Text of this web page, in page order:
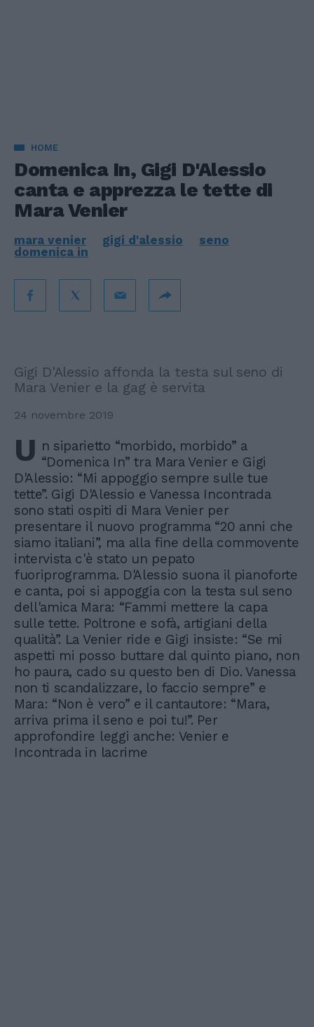
HOME
Domenica In, Gigi D'Alessio
canta e apprezza le tette di
Mara Venier
mara venier gigi d'alessio
seno
domenica in
Gigi D'Alessio affonda la testa sul seno di
Mara Venier e la gag è servita
24 novembre 2019
U n siparietto “morbido, morbido” a
“Domenica In” tra Mara Venier e Gigi
D'Alessio: “Mi appoggio sempre sulle tue
tette”. Gigi D'Alessio e Vanessa Incontrada
sono stati ospiti di Mara Venier per
presentare il nuovo programma “20 anni che
siamo italiani”, ma alla fine della commovente
intervista c'è stato un pepato
fuoriprogramma. D'Alessio suona il pianoforte
e canta, poi si appoggia con la testa sul seno
dell'amica Mara: “Fammi mettere la capa
sulle tette. Poltrone e sofà, artigiani della
qualità”. La Venier ride e Gigi insiste: “Se mi
aspetti mi posso buttare dal quinto piano, non
ho paura, cado su questo ben di Dio. Vanessa
non ti scandalizzare, lo faccio sempre” e
Mara: “Non è vero” e il cantautore: “Mara,
arriva prima il seno e poi tu!”. Per
approfondire leggi anche: Venier e
Incontrada in lacrime